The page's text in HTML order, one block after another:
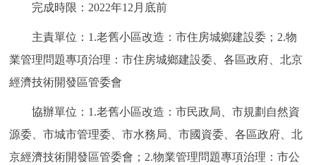
完成時限：2022年12月底前
主責單位：1.老舊小區改造：市住房城鄉建設委；2.物
業管理問題專項治理：市住房城鄉建設委、各區政府、北京
經濟技術開發區管委會
協辦單位：1.老舊小區改造：市民政局、市規劃自然資
源委、市城市管理委、市水務局、市國資委、各區政府、北
京經濟技術開發區管委會；2.物業管理問題專項治理：市公